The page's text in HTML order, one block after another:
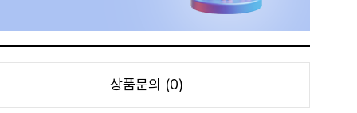
상품문의 (0)